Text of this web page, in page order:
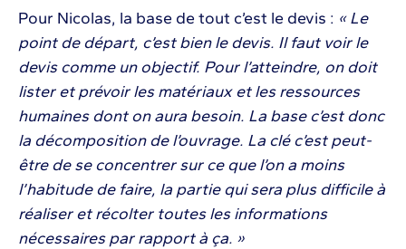
Pour Nicolas, la base de tout c’est le devis : « Le
point de départ, c’est bien le devis. Il faut voir le
devis comme un objectif. Pour l’atteindre, on doit
lister et prévoir les matériaux et les ressources
humaines dont on aura besoin. La base c’est donc
la décomposition de l’ouvrage. La clé c’est peut-
être de se concentrer sur ce que l’on a moins
l’habitude de faire, la partie qui sera plus difficile à
réaliser et récolter toutes les informations
nécessaires par rapport à ça. »